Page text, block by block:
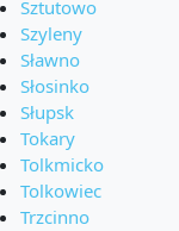
Sztutowo
Szyleny
Sławno
Słosinko
Słupsk
Tokary
Tolkmicko
Tolkowiec
Trzcinno